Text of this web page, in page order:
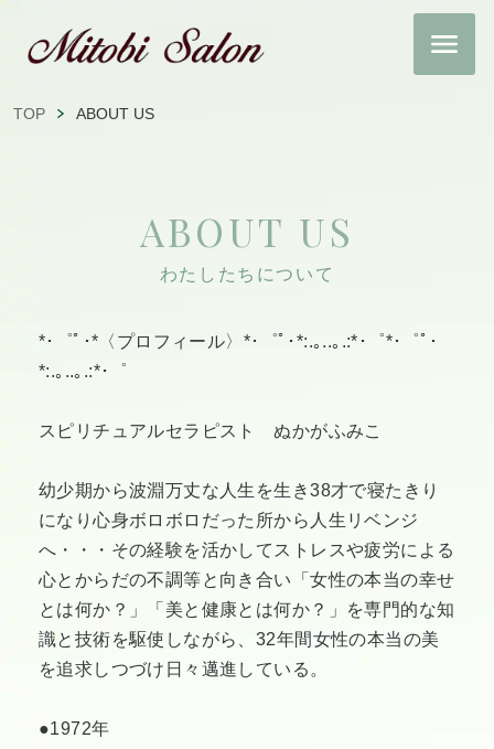
TOP ABOUT US
ABOUT US
わたしたちについて
*･゜ﾟ･*〈プロフィール〉*･゜ﾟ･*:.｡..｡.:*･゜*･゜ﾟ･
*:.｡..｡.:*･゜
スピリチュアルセラピスト ぬかがふみこ
幼少期から波淵万丈な人生を生き38才で寝たきり
になり心身ボロボロだった所から人生リベンジ
へ・・・その経験を活かしてストレスや疲労による
心とからだの不調等と向き合い「女性の本当の幸せ
とは何か？」「美と健康とは何か？」を専門的な知
識と技術を駆使しながら、32年間女性の本当の美
を追求しつづけ日々邁進している。
●1972年